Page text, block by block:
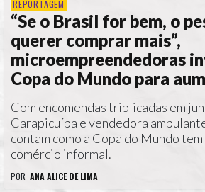
REPORTAGEM
“Se o Brasil for bem, o
querer comprar mais”,
microempreendedoras
Copa do Mundo para
Com encomendas triplicadas em
Carapicuíba e vendedora
contam como a Copa do Mundo
comércio informal.
POR ANA ALICE DE LIMA